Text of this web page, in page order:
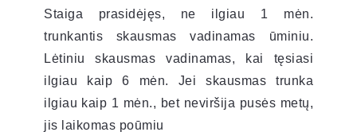
Staiga prasidėjęs, ne ilgiau 1 mėn.
trunkantis skausmas vadinamas ūminiu.
Lėtiniu skausmas vadinamas, kai tęsiasi
ilgiau kaip 6 mėn. Jei skausmas trunka
ilgiau kaip 1 mėn., bet neviršija pusės metų,
jis laikomas poūmiu